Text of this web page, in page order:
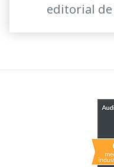
editorial de